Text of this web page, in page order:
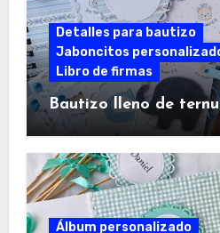
Detalles para bautizo
Jaboncitos
Libro de firmas
Bautizo lleno de
Álbum personalizado